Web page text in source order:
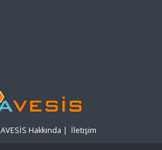
AVESİS Hakkında | İletişim